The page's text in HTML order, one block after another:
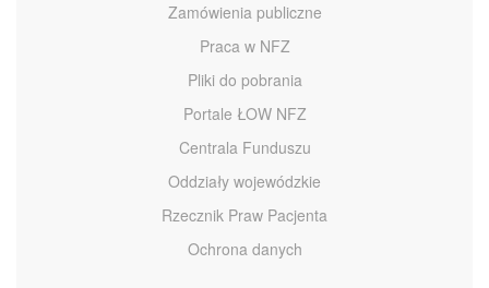
Zamówienia publiczne
Praca w NFZ
Pliki do pobrania
Portale ŁOW NFZ
Centrala Funduszu
Oddziały wojewódzkie
Rzecznik Praw Pacjenta
Ochrona danych